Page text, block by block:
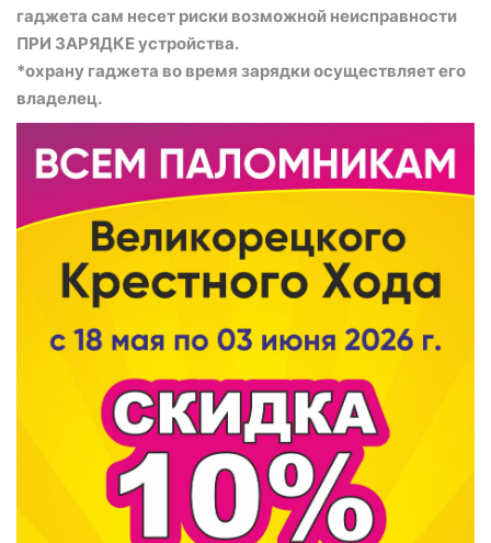
гаджета сам несет риски возможной неисправности
ПРИ ЗАРЯДКЕ устройства.
*охрану гаджета во время зарядки осуществляет его
владелец.